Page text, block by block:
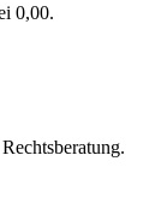
0,00.